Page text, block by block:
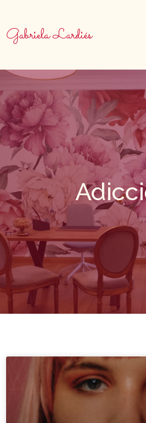
Gabriela Lardiés